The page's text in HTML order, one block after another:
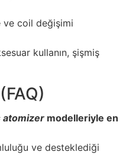
ve coil değişimi
kullanın, şişmiş
atomizer modelleriyle en
ve desteklediği